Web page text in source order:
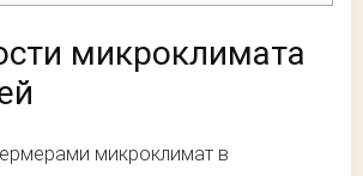
микроклимата
микроклимат в